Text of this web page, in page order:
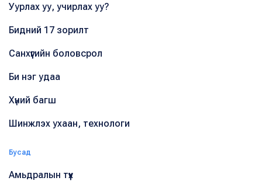
Уурлах уу, учирлах уу?
Бидний 17 зорилт
Санхүүгийн боловсрол
Би нэг удаа
Хүний багш
Шинжлэх ухаан, технологи
Бусад
Амьдралын түүх